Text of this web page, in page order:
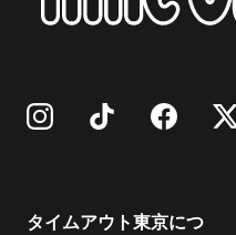
タイムアウト東京につ